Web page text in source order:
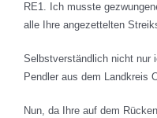
RE1. Ich musste
alle Ihre angezettelten
Selbstverständlich nicht nur
Pendler aus dem Landkreis
Nun, da Ihre auf dem